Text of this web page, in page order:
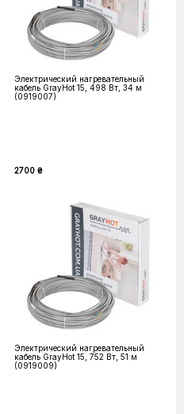
Электрический нагревательный
кабель GrayHot 15, 498 Вт, 34 м
(0919007)
2700 ₴
Электрический нагревательный
кабель GrayHot 15, 752 Вт, 51 м
(0919009)